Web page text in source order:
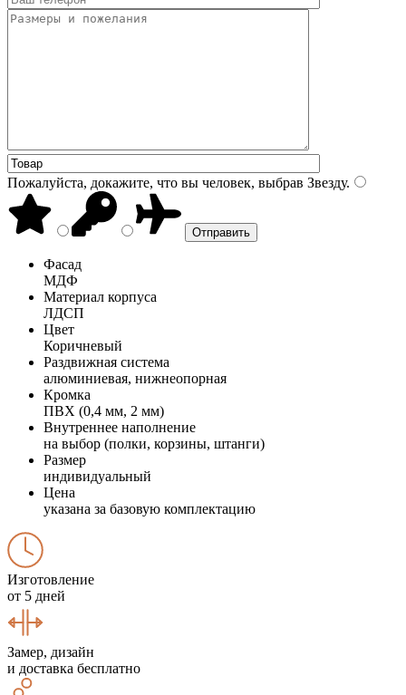
Пожалуйста, докажите, что вы человек, выбрав Звезду.
Фасад
МДФ
Материал корпуса
ЛДСП
Цвет
Коричневый
Раздвижная система
алюминиевая, нижнеопорная
Кромка
ПВХ (0,4 мм, 2 мм)
Внутреннее наполнение
на выбор (полки, корзины, штанги)
Размер
индивидуальный
Цена
указана за базовую комплектацию
Изготовление
от 5 дней
Замер, дизайн
и доставка бесплатно